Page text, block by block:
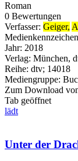
Roman
0 Bewertungen
Verfasser: Geiger,
Jahr: 2018
Verlag: München,
Reihe: dtv; 14018
Mediengruppe:
Zum Download
Tab geöffnet
lädt
Unter der